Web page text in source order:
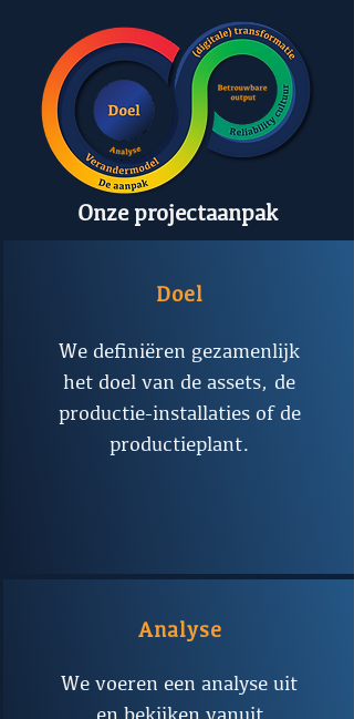
Onze projectaanpak
Doel
We definiëren gezamenlijk
het doel van de assets, de
productie-installaties of de
productieplant.
Analyse
We voeren een analyse uit